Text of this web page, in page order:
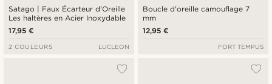
Satago | Faux Écarteur d'Oreille
Les haltères en Acier Inoxydable
17,95 €
2 COULEURS LUCLEON
Boucle d'oreille camouflage 7
mm
12,95 €
FORT TEMPUS